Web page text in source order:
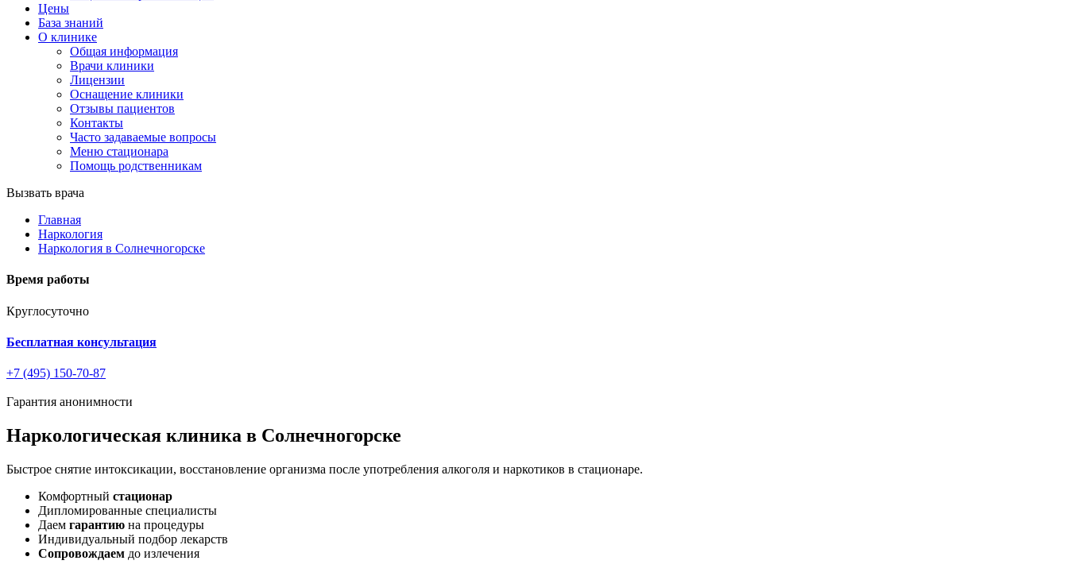
Цены
База знаний
О клинике
Общая информация
Врачи клиники
Лицензии
Оснащение клиники
Отзывы пациентов
Контакты
Часто задаваемые вопросы
Меню стационара
Помощь родственникам
Вызвать врача
Главная
Наркология
Наркология в Солнечногорске
Время работы
Круглосуточно
Бесплатная консультация
+7 (495) 150-70-87
Гарантия анонимности
Наркологическая клиника в Солнечногорске
Быстрое снятие интоксикации, восстановление организма после употребления алкоголя и наркотиков в стационаре.
Комфортный стационар
Дипломированные специалисты
Даем гарантию на процедуры
Индивидуальный подбор лекарств
Сопровождаем до излечения